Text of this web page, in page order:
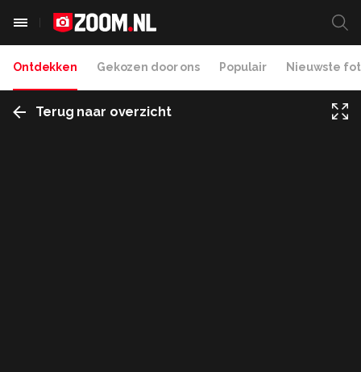
Ontdekken Gekozen door ons Populair Nieuwste
Terug naar overzicht